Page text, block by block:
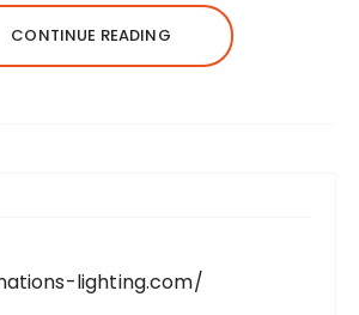
CONTINUE READING
lighting.com/